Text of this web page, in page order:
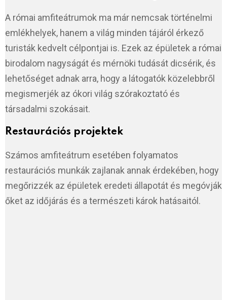
A római amfiteátrumok ma már nemcsak történelmi
emlékhelyek, hanem a világ minden tájáról érkező
turisták kedvelt célpontjai is. Ezek az épületek a római
birodalom nagyságát és mérnöki tudását dicsérik, és
lehetőséget adnak arra, hogy a látogatók közelebbről
megismerjék az ókori világ szórakoztató és
társadalmi szokásait.
Restaurációs projektek
Számos amfiteátrum esetében folyamatos
restaurációs munkák zajlanak annak érdekében, hogy
megőrizzék az épületek eredeti állapotát és megóvják
őket az időjárás és a természeti károk hatásaitól.